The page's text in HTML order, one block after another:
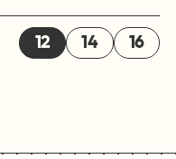
12 14 16